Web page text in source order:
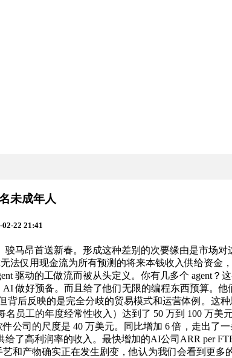
未成年人
22 21:41
昂首送新春。形成这种差别的次要缘由是市场对
仅用现金流为所有预测的将来本钱收入供给资金
动的工做流而被从头定义。你有几多个 agent？
做好预备。而且给了他们无限的编程东西预算。
后反映的是完全分歧的贸易模式和运营体例。这
员工的年度经常性收入）达到了 50 万到 100 万美
公司的尺度是 40 万美元。同比增加 6 倍，走出了
了高利润率的收入。最快增加的AI公司ARR per
和产物确实正在发生剧变，他认为我们会看到更多